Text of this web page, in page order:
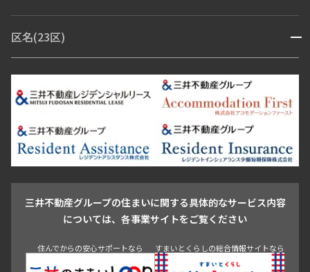
青山・表参道・原宿
市ヶ谷・神楽坂・飯田橋
三田・芝・浜松町
芝浦・汐留・品川
月島・勝どき・豊洲
本郷・春日・小石川
目白・高田馬場・早稲田
池尻大橋・三軒茶屋
祐天寺・学芸大学・自由が丘
駒沢・用賀・二子玉川
成城・砧
池袋・板橋・王子
青山 渋谷 東京・大手町 新宿 品川
目黒・中目黒
区名(23区) 開閉
江東区 台東区 墨田区
中野区
豊島区
杉並区 板橋区 練馬区 荒川区
足立区
葛飾区
江戸川区
三井不動産グループの住まいに関する具体的なサービス内容
については、各事業サイトをご覧ください
住んでからの安心サポートなら すまいとくらしの総合情報サイトなら